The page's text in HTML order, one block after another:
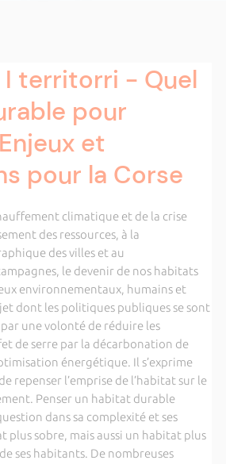
territorri - Quel
pour
et
pour la Corse
climatique et de la crise
des ressources, à la
des villes et au
le devenir de nos habitats
environnementaux, humains et
dont les politiques publiques se sont
une volonté de réduire les
de serre par la décarbonation de
énergétique. Il s’exprime
repenser l’emprise de l’habitat sur le
Penser un habitat durable
dans sa complexité et ses
plus sobre, mais aussi un habitat plus
ses habitants. De nombreuses